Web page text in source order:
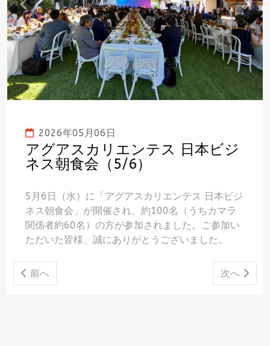
Previous
2026年05月06日
アグアスカリエンテス 日本ビジ
ネス朝食会（5/6）
5月6日（水）に「アグアスカリエンテス 日本ビジ
ネス朝食会」が開催され、約100名（うちカマラ
関係者約60名）の方が参加されました。ご参加い
ただいた皆様、誠にありがとうございました。
前の記事へ: GTO支部 サッカー日本 VS オランダ戦 TV観
前へ 次の記事
次へ